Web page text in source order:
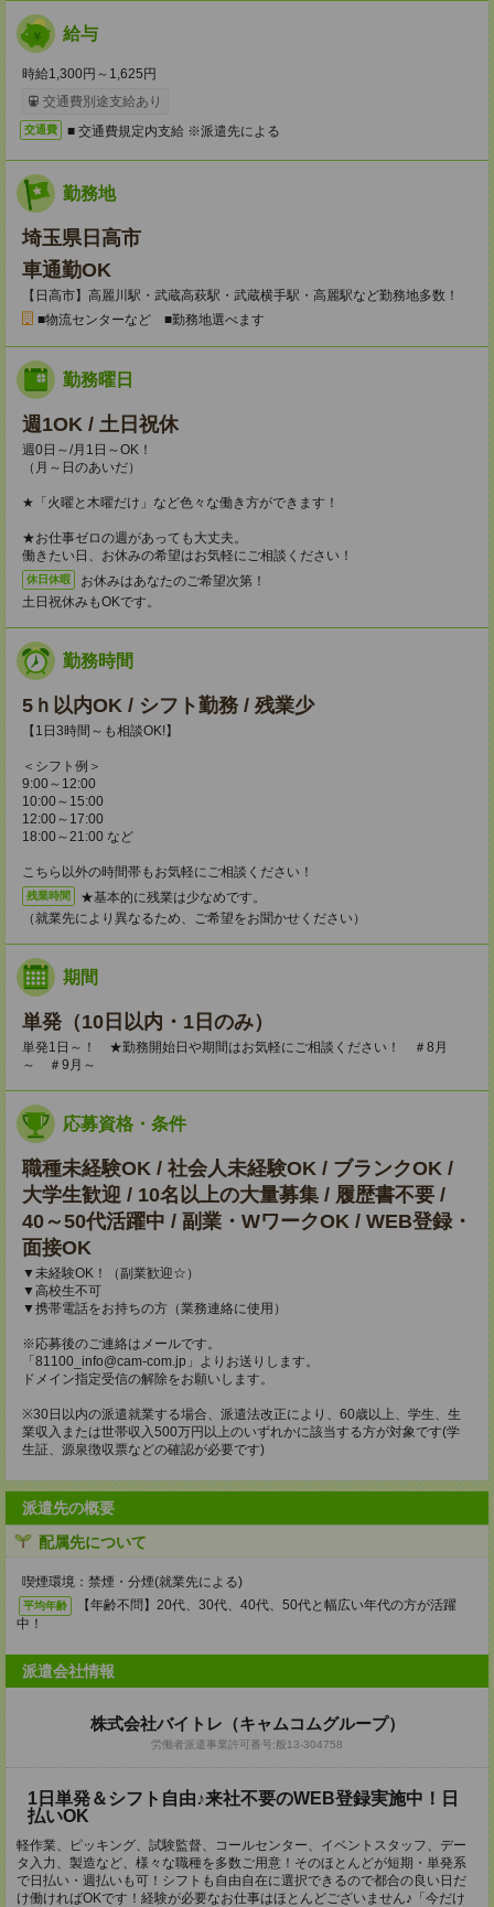
給与
時給1,300円～1,625円
交通費別途支給あり
交通費 ■ 交通費規定内支給 ※派遣先による
勤務地
埼玉県日高市
車通勤OK
【日高市】高麗川駅・武蔵高萩駅・武蔵横手駅・高麗駅など勤務地多数！
■物流センターなど ■勤務地選べます
勤務曜日
週1OK / 土日祝休
週0日～/月1日～OK！
（月～日のあいだ）
★「火曜と木曜だけ」など色々な働き方ができます！
★お仕事ゼロの週があっても大丈夫。
働きたい日、お休みの希望はお気軽にご相談ください！
休日休暇
お休みはあなたのご希望次第！
土日祝休みもOKです。
勤務時間
5ｈ以内OK / シフト勤務 / 残業少
【1日3時間～も相談OK!】
＜シフト例＞
9:00～12:00
10:00～15:00
12:00～17:00
18:00～21:00 など
こちら以外の時間帯もお気軽にご相談ください！
残業時間
★基本的に残業は少なめです。
（就業先により異なるため、ご希望をお聞かせください）
期間
単発（10日以内・1日のみ）
単発1日～！ ★勤務開始日や期間はお気軽にご相談ください！ ＃8月
～ ＃9月～
応募資格・条件
職種未経験OK / 社会人未経験OK / ブランクOK /
大学生歓迎 / 10名以上の大量募集 / 履歴書不要 /
40～50代活躍中 / 副業・WワークOK / WEB登録・
面接OK
▼未経験OK！（副業歓迎☆）
▼高校生不可
▼携帯電話をお持ちの方（業務連絡に使用）
※応募後のご連絡はメールです。
「81100_info@cam-com.jp」よりお送りします。
ドメイン指定受信の解除をお願いします。
※30日以内の派遣就業する場合、派遣法改正により、60歳以上、学生、生
業収入または世帯収入500万円以上のいずれかに該当する方が対象です(学
生証、源泉徴収票などの確認が必要です)
派遣先の概要
配属先について
喫煙環境：禁煙・分煙(就業先による)
平均年齢
【年齢不問】20代、30代、40代、50代と幅広い年代の方が活躍
中！
派遣会社情報
株式会社バイトレ（キャムコムグループ）
労働者派遣事業許可番号:般13-304758
1日単発＆シフト自由♪来社不要のWEB登録実施中！日
払いOK
軽作業、ピッキング、試験監督、コールセンター、イベントスタッフ、デー
タ入力、製造など、様々な職種を多数ご用意！そのほとんどが短期・単発系
で日払い・週払いも可！シフトも自由自在に選択できるので都合の良い日だ
け働ければOKです！経験が必要なお仕事はほとんどございません♪「今だけ